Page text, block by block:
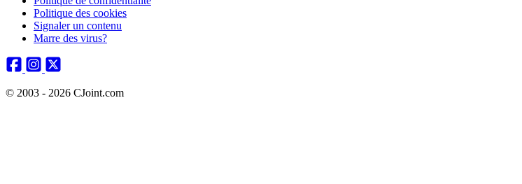
Politique des cookies
Signaler un contenu
Marre des virus?
© 2003 - 2026 CJoint.com